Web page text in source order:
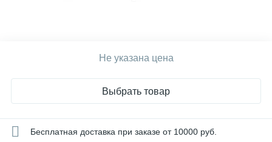
Не указана цена
Выбрать товар
Бесплатная доставка при заказе от 10000 руб.